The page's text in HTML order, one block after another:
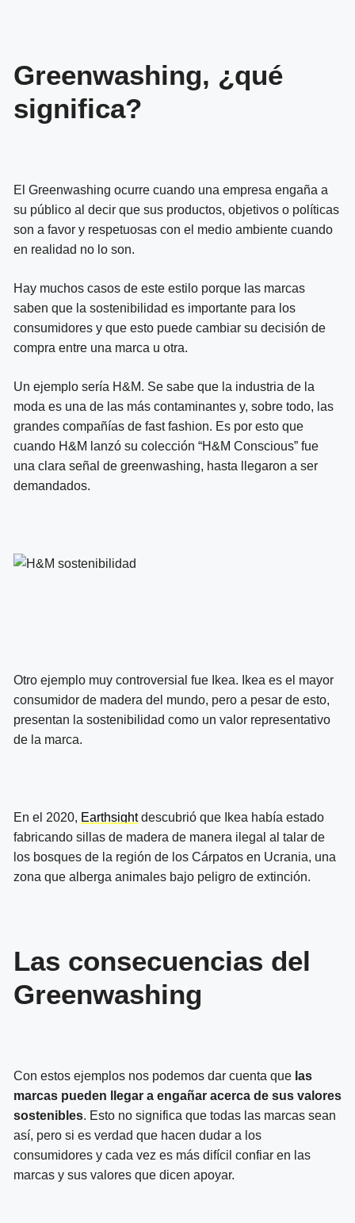
Greenwashing, ¿qué
significa?
El Greenwashing ocurre cuando una empresa engaña a
su público al decir que sus productos, objetivos o políticas
son a favor y respetuosas con el medio ambiente cuando
en realidad no lo son.
Hay muchos casos de este estilo porque las marcas
saben que la sostenibilidad es importante para los
consumidores y que esto puede cambiar su decisión de
compra entre una marca u otra.
Un ejemplo sería H&M. Se sabe que la industria de la
moda es una de las más contaminantes y, sobre todo, las
grandes compañías de fast fashion. Es por esto que
cuando H&M lanzó su colección “H&M Conscious” fue
una clara señal de greenwashing, hasta llegaron a ser
demandados.
Otro ejemplo muy controversial fue Ikea. Ikea es el mayor
consumidor de madera del mundo, pero a pesar de esto,
presentan la sostenibilidad como un valor representativo
de la marca.
En el 2020, Earthsightdescubrió que Ikea había estado
fabricando sillas de madera de manera ilegal al talar de
los bosques de la región de los Cárpatos en Ucrania, una
zona que alberga animales bajo peligro de extinción.
Las consecuencias del
Greenwashing
Con estos ejemplos nos podemos dar cuenta que las
marcas pueden llegar a engañar acerca de sus valores
sostenibles. Esto no significa que todas las marcas sean
así, pero si es verdad que hacen dudar a los
consumidores y cada vez es más difícil confiar en las
marcas y sus valores que dicen apoyar.